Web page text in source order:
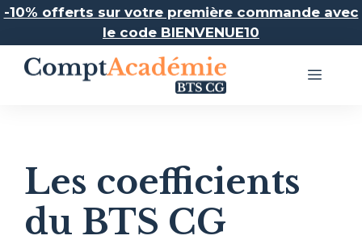
Aller
contenu
-10% offerts sur votre première commande avec
le code BIENVENUE10
Menu
Les coefficients
du BTS CG